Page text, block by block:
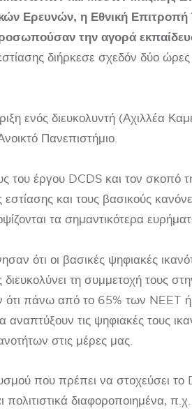
Ερευνών, η Εθνική Επιτροπή
την αγορά
διήρκεσε σχεδόν δύο
ενός διευκολυντή (Αχιλλέα
Πανεπιστήμιο.
του έργου DCDS και τον σκοπό
και τους βασικούς
τα σημαντικότερα
ότι οι βασικές ψηφιακές
τη συμμετοχή τους
ότι πάνω από το 65% των
τις ψηφιακές τους
στις μέρες μας.
που πρέπει να στοχεύσει
πολιτιστικά διαφοροποιημένα,